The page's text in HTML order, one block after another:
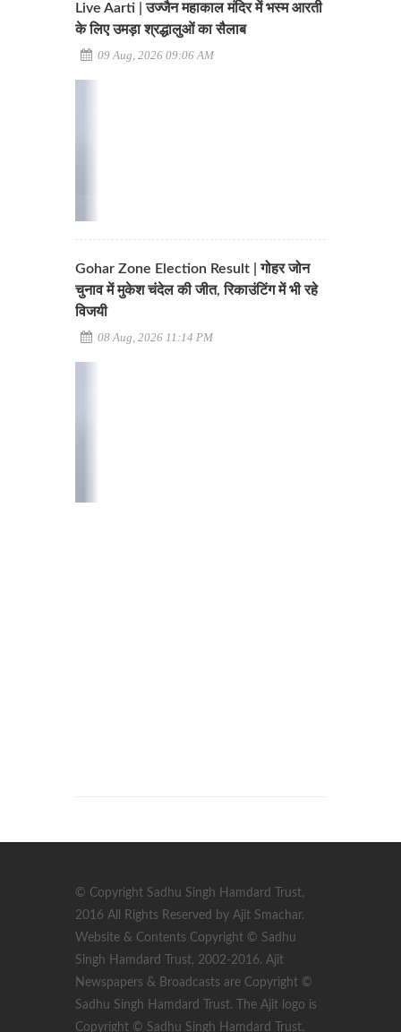
Live Aarti | उज्जैन महाकाल मंदिर में भस्म आरती
के लिए उमड़ा श्रद्धालुओं का सैलाब
09 Aug, 2026 09:06 AM
Gohar Zone Election Result | गोहर जोन
चुनाव में मुकेश चंदेल की जीत, रिकाउंटिंग में भी रहे
विजयी
08 Aug, 2026 11:14 PM
© Copyright Sadhu Singh Hamdard Trust,
2016 All Rights Reserved by Ajit Smachar.
Website & Contents Copyright © Sadhu
Singh Hamdard Trust, 2002-2016. Ajit
Newspapers & Broadcasts are Copyright ©
Sadhu Singh Hamdard Trust. The Ajit logo is
Copyright © Sadhu Singh Hamdard Trust,